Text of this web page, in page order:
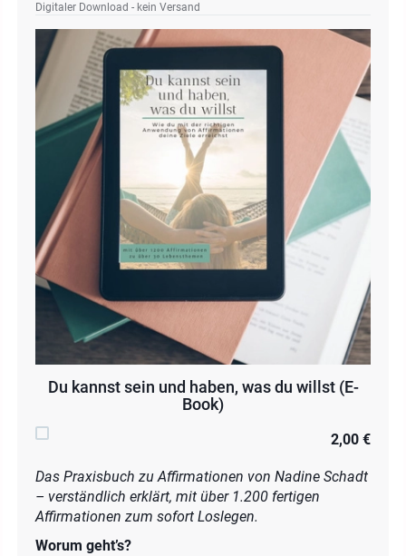
Digitaler Download - kein Versand
Du kannst sein und haben, was du willst (E-
Book)
2,00 €
Das Praxisbuch zu Affirmationen von Nadine Schadt
– verständlich erklärt, mit über 1.200 fertigen
Affirmationen zum sofort Loslegen.
Worum geht’s?